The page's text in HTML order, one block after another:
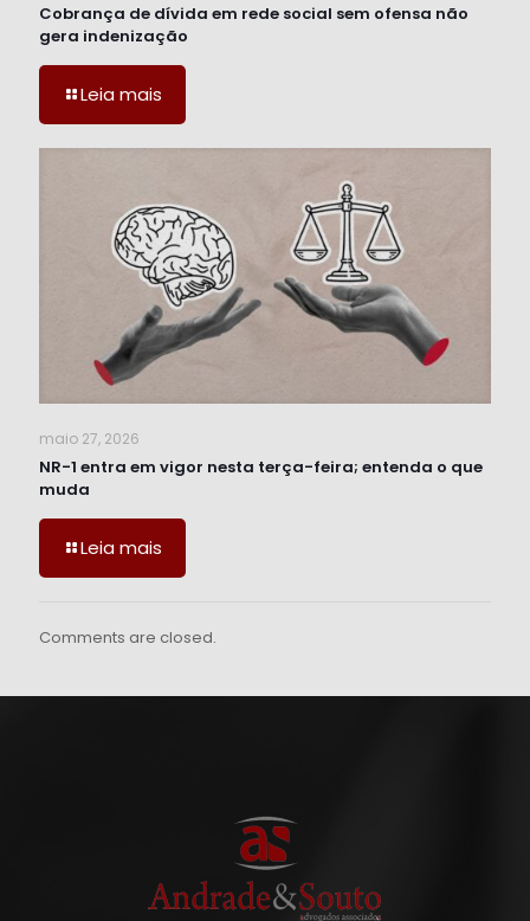
Cobrança de dívida em rede social sem ofensa não
gera indenização
Leia mais
maio 27, 2026
NR-1 entra em vigor nesta terça-feira; entenda o que
muda
Leia mais
Comments are closed.